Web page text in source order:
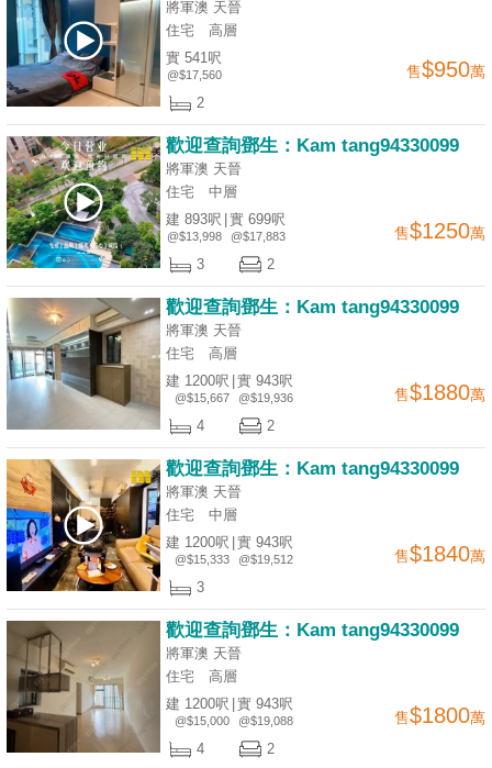
將軍澳 天晉
住宅
高層
實 541呎
@$17,560 售$950萬
2
歡迎查詢鄧生：Kam tang94330099
將軍澳 天晉
住宅
中層
建 893呎
@$13,998
實 699呎
@$17,883 售$1250萬
3 2
歡迎查詢鄧生：Kam tang94330099
將軍澳 天晉
住宅
高層
建 1200呎
@$15,667
實 943呎
@$19,936 售$1880萬
4 2
歡迎查詢鄧生：Kam tang94330099
將軍澳 天晉
住宅
中層
建 1200呎
@$15,333
實 943呎
@$19,512 售$1840萬
3
歡迎查詢鄧生：Kam tang94330099
將軍澳 天晉
住宅
高層
建 1200呎
@$15,000
實 943呎
@$19,088 售$1800萬
4 2